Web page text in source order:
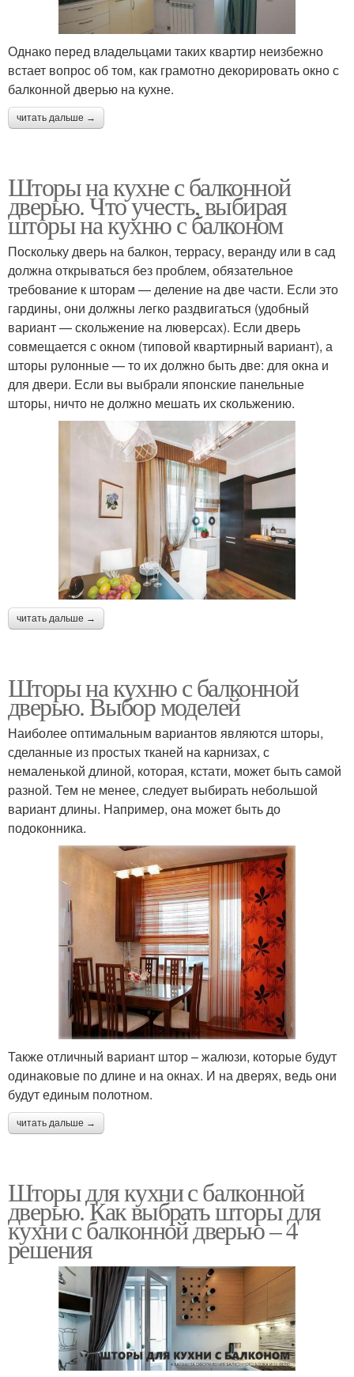
Однако перед владельцами таких квартир неизбежно
встает вопрос об том, как грамотно декорировать окно с
балконной дверью на кухне.
читать дальше →
Шторы на кухне с балконной
дверью. Что учесть, выбирая
шторы на кухню с балконом
Поскольку дверь на балкон, террасу, веранду или в сад
должна открываться без проблем, обязательное
требование к шторам — деление на две части. Если это
гардины, они должны легко раздвигаться (удобный
вариант — скольжение на люверсах). Если дверь
совмещается с окном (типовой квартирный вариант), а
шторы рулонные — то их должно быть две: для окна и
для двери. Если вы выбрали японские панельные
шторы, ничто не должно мешать их скольжению.
читать дальше →
Шторы на кухню с балконной
дверью. Выбор моделей
Наиболее оптимальным вариантов являются шторы,
сделанные из простых тканей на карнизах, с
немаленькой длиной, которая, кстати, может быть самой
разной. Тем не менее, следует выбирать небольшой
вариант длины. Например, она может быть до
подоконника.
Также отличный вариант штор – жалюзи, которые будут
одинаковые по длине и на окнах. И на дверях, ведь они
будут единым полотном.
читать дальше →
Шторы для кухни с балконной
дверью. Как выбрать шторы для
кухни с балконной дверью – 4
решения